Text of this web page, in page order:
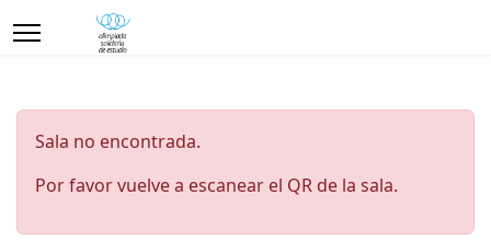
Sala no encontrada.
Por favor vuelve a escanear el QR de la sala.